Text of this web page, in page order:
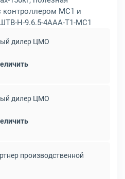
контроллером MC1 и
Н-9.6.5-4ААА-Т1-МС1
дилер ЦМО
дилер ЦМО
производственной